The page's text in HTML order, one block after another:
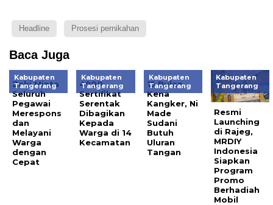
Headline Prosesi pernikahan
Baca Juga
Kabupaten
Tangerang
Zaki Minta
Seluruh
Pegawai
Merespons
dan
Melayani
Warga
dengan
Cepat
Kabupaten
Tangerang
4900
Sertifikat
Serentak
Dibagikan
Kepada
Warga di 14
Kecamatan
Kabupaten
Tangerang
15 Bulan
Kena
Kangker, Ni
Made
Sudani
Butuh
Uluran
Tangan
Kabupaten
Tangerang
Resmi
Launching
di Rajeg,
MRDIY
Indonesia
Siapkan
Program
Promo
Berhadiah
Mobil